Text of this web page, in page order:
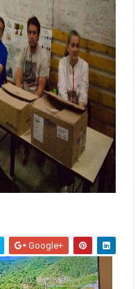
Google+